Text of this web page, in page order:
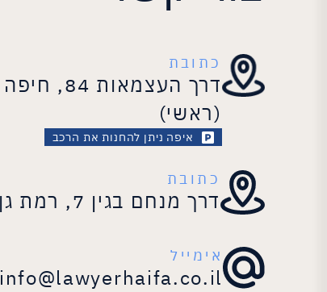
כתובת
דרך העצמאות 84, חיפה
(ראשי)
איפה ניתן להחנות את הרכב
כתובת
דרך מנחם בגין 7, רמת גן
אימייל
info@lawyerhaifa.co.il